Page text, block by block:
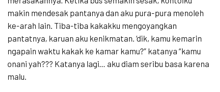
makin mendesak pantanya dan aku pura-pura menoleh
ke-arah lain. Tiba-tiba kakakku mengoyangkan
pantatnya, karuan aku kenikmatan. ‘dik, kamu kemarin
ngapain waktu kakak ke kamar kamu?” katanya “kamu
onani yah??? Katanya lagi… aku diam seribu basa karena
malu.